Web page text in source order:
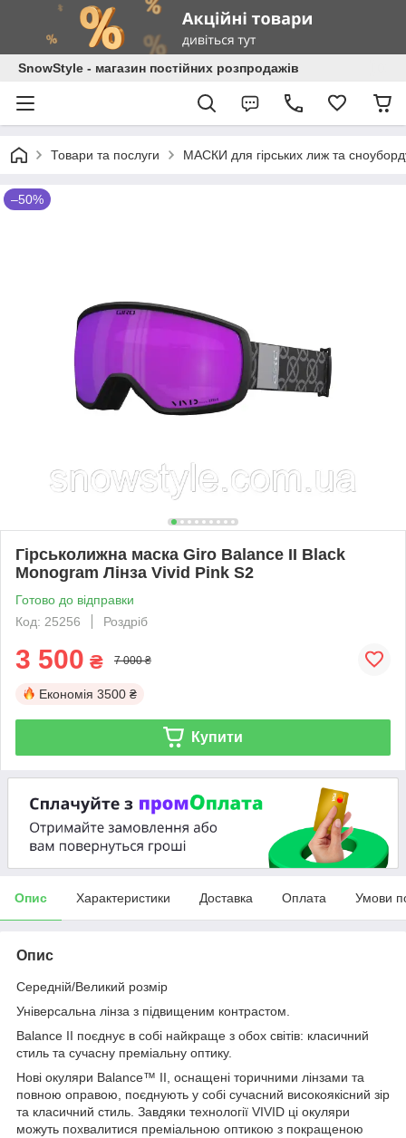
SnowStyle - магазин постійних розпродажів
Товари та послуги МАСКИ для гірських лиж та
–50%
Гірськолижна маска Giro Balance II Black
Monogram Лінза Vivid Pink S2
Готово до відправки
Код: 25256
Роздріб
3 500 ₴ 7 000 ₴
Економія 3500 ₴
Купити
Опис Характеристики Доставка Оплата Умови
Опис
Середній/Великий розмір
Універсальна лінза з підвищеним контрастом.
Balance II поєднує в собі найкраще з обох світів: класичний
стиль та сучасну преміальну оптику.
Нові окуляри Balance™ II, оснащені торичними лінзами та
повною оправою, поєднують у собі сучасний високоякісний зір
та класичний стиль. Завдяки технології VIVID ці окуляри
можуть похвалитися преміальною оптикою з покращеною